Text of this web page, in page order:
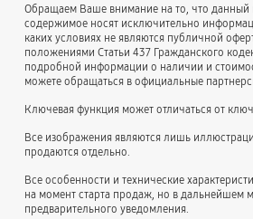
Обращаем Ваше внимание на то, что данный
содержимое носят исключительно
каких условиях не являются публичной
положениями Статьи 437 Гражданского
подробной информации о наличии и
можете обращаться в официальные
Ключевая функция может отличаться от
Все изображения являются лишь
продаются отдельно.
Все особенности и технические
на момент старта продаж, но в дальнейшем
предварительного уведомления.